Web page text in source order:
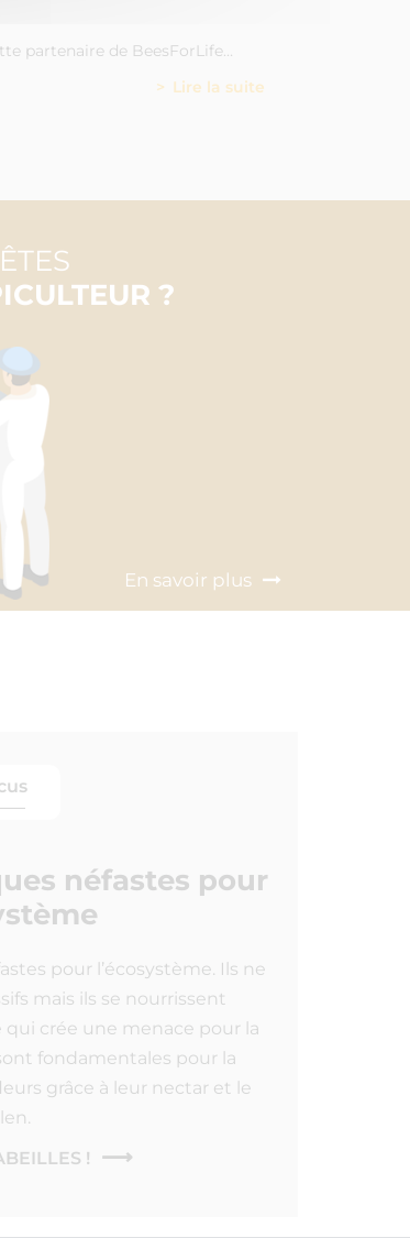
partenaire de BeesForLife…
Lire la suite
?
En savoir plus
néfastes pour
pour l’écosystème. Ils ne
mais ils se nourrissent
qui crée une menace pour la
fondamentales pour la
grâce à leur nectar et le
!